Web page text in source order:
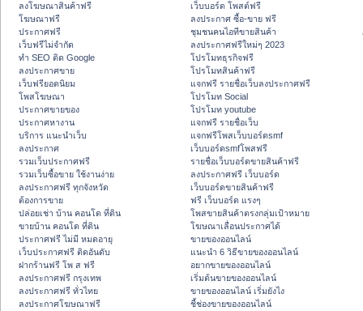
ลงโฆษณาสินค้าฟรี
โฆษณาฟรี
ประกาศฟรี
เว็บฟรีไม่จำกัด
ทำ SEO ติด Google
ลงประกาศขาย
เว็บฟรียอดนิยม
โพสโฆษณา
ประกาศขายของ
ประกาศหางาน
บริการ แนะนำเว็บ
ลงประกาศ
รวมเว็บประกาศฟรี
รวมเว็บซื้อขาย ใช้งานง่าย
ลงประกาศฟรี ทุกจังหวัด
ต้องการขาย
ปล่อยเช่า บ้าน คอนโด ที่ดิน
ขายบ้าน คอนโด ที่ดิน
ประกาศฟรี ไม่มี หมดอายุ
เว็บประกาศฟรี ติดอันดับ
ฝากร้านฟรี โพ ส ฟรี
ลงประกาศฟรี กรุงเทพ
ลงประกาศฟรี ทั่วไทย
ลงประกาศโฆษณาฟรี
เว็บบอร์ด โพสต์ฟรี
ลงประกาศ ซื้อ-ขาย ฟรี
ชุมชนคนไอทีขายสินค้า
ลงประกาศฟรีใหม่ๆ 2023
โปรโมทธุรกิจฟรี
โปรโมทสินค้าฟรี
แจกฟรี รายชื่อเว็บลงประกาศฟรี
โปรโมท Social
โปรโมท youtube
แจกฟรี รายชื่อเว็บ
แจกฟรีโพสเว็บบอร์ดsmf
เว็บบอร์ดsmfโพสฟรี
รายชื่อเว็บบอร์ดขายสินค้าฟรี
ลงประกาศฟรี เว็บบอร์ด
เว็บบอร์ดขายสินค้าฟรี
ฟรี เว็บบอร์ด แรงๆ
โพสขายสินค้าตรงกลุ่มเป้าหมาย
โฆษณาเลื่อนประกาศได้
ขายของออนไลน์
แนะนำ 6 วิธีขายของออนไลน์
อยากขายของออนไลน์
เริ่มต้นขายของออนไลน์
ขายของออนไลน์ เริ่มยังไง
ชี้ช่องขายของออนไลน์